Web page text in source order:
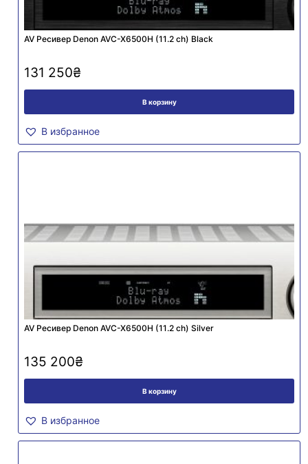
AV Ресивер Denon AVC-X6500H (11.2 сh) Black
131 250₴
В корзину
В избранное
AV Ресивер Denon AVC-X6500H (11.2 сh) Silver
135 200₴
В корзину
В избранное